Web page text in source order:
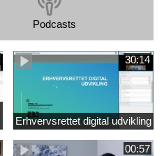
Podcasts
30:14
Erhvervsrettet digital udvikling
00:57